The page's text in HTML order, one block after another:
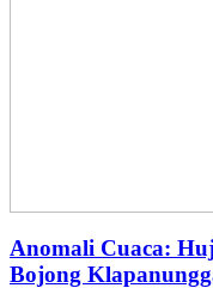
Anomali Cuaca:
Bojong